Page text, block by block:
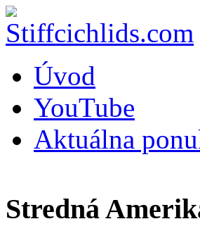
Úvod
YouTube
Aktuálna
Stredná